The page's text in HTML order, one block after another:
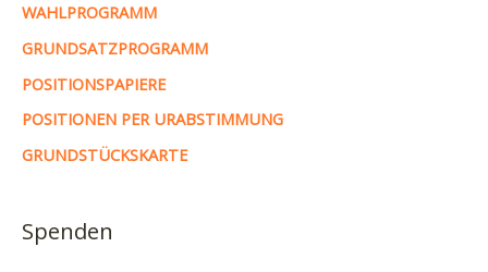
WAHLPROGRAMM
GRUNDSATZPROGRAMM
POSITIONSPAPIERE
POSITIONEN PER URABSTIMMUNG
GRUNDSTÜCKSKARTE
Spenden